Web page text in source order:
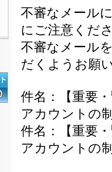
不審なメール
にご注意くだ
不審なメール
だくようお願
件名：【重要
アカウントの
件名：【重要
アカウントの